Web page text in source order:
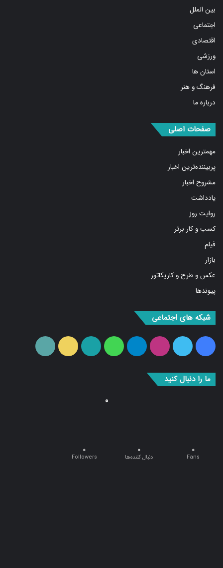
بین الملل
اجتماعی
اقتصادی
ورزشی
استان ها
فرهنگ و هنر
درباره ما
صفحات اصلی
مهمترین اخبار
پربیننده‌ترین اخبار
مشروح اخبار
یادداشت
روایت روز
کسب و کار برتر
فیلم
بازار
عکس و طرح و کاریکاتور
پیوندها
شبکه های اجتماعی
فیس
توییتر اینستاگرامتلگرام
واتس
آپارات ایتا
ما را دنبال کنید
0
0
Fans
0
دنبال کننده‌ها
0
Followers